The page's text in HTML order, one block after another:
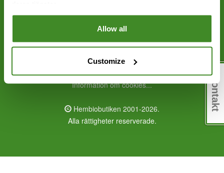
Allow all
Customize
Alla priser inklusive moms
0,07 | 826
Information om cookies...
Hembiobutiken 2001-2026.
Alla rättigheter reserverade.
Kontakt